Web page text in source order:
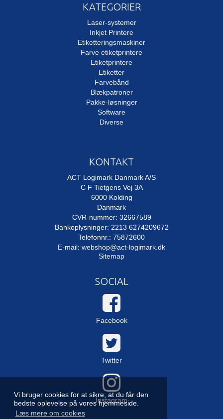
Vi bruger cookies for at sikre, at du får den
bedste oplevelse på vores hjemmeside.
Læs mere om cookies
KATEGORIER
Laser-systemer
Inkjet Printere
Etiketteringsmaskiner
Farve etiketprintere
Etiketprintere
Etiketter
Farvebånd
Blækpatroner
Pakke-løsninger
Software
Diverse
KONTAKT
ACT Logimark Danmark A/S
C F Tietgens Vej 3A
6000 Kolding
Danmark
CVR-nummer: 32667589
Bankoplysninger: 2213 6274209672
Telefonnr.: 75872600
E-mail: webshop@act-logimark.dk
Sitemap
SOCIAL
Facebook
Twitter
Instagram